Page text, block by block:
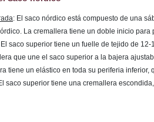
: El saco nórdico está compuesto de una
La cremallera tiene un doble inicio para
El saco superior tiene un fuelle de tejido de
que une el saco superior a la bajera
tiene un elástico en toda su periferia inferior,
saco superior tiene una cremallera